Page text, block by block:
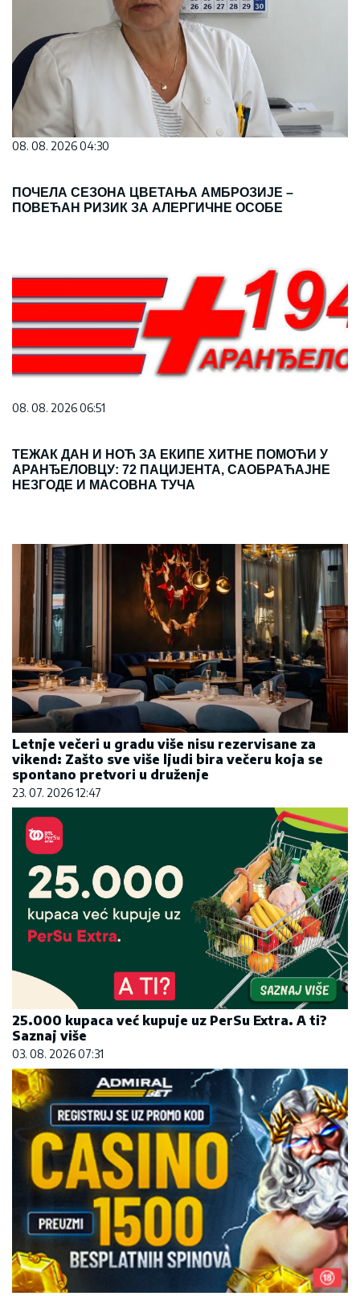
08. 08. 2026 04:30
ПОЧЕЛА СЕЗОНА ЦВЕТАЊА АМБРОЗИЈЕ –
ПОВЕЋАН РИЗИК ЗА АЛЕРГИЧНЕ ОСОБЕ
08. 08. 2026 06:51
ТЕЖАК ДАН И НОЋ ЗА ЕКИПЕ ХИТНЕ ПОМОЋИ У
АРАНЂЕЛОВЦУ: 72 ПАЦИЈЕНТА, САОБРАЋАЈНЕ
НЕЗГОДЕ И МАСОВНА ТУЧА
Letnje večeri u gradu više nisu rezervisane za
vikend: Zašto sve više ljudi bira večeru koja se
spontano pretvori u druženje
23. 07. 2026 12:47
25.000 kupaca već kupuje uz PerSu Extra. A ti?
Saznaj više
03. 08. 2026 07:31